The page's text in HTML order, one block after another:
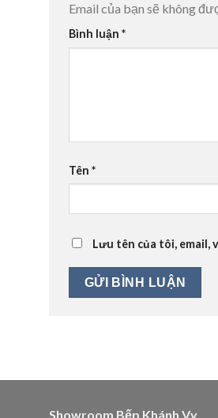
Email của bạn sẽ không
Bình luận *
Tên *
Lưu tên của tôi, email,
Showroom Bếp Khánh Vy